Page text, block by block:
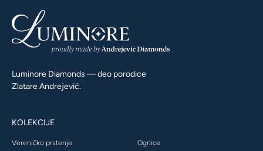
Luminore Diamonds — deo porodice
Zlatare Andrejević.
KOLEKCIJE
Vereničko prstenje Ogrlice